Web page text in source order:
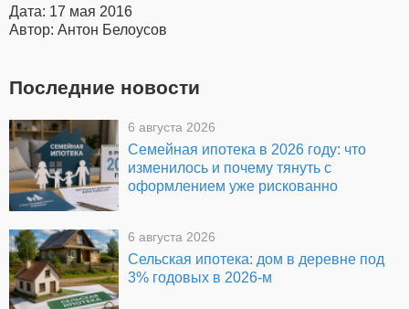
Дата: 17 мая 2016
Автор: Антон Белоусов
Последние новости
6 августа 2026
Семейная ипотека в 2026 году: что
изменилось и почему тянуть с
оформлением уже рискованно
6 августа 2026
Сельская ипотека: дом в деревне под
3% годовых в 2026-м